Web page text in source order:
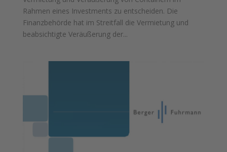
Rahmen eines Investments zu entscheiden. Die
Finanzbehörde hat im Streitfall die Vermietung und
beabsichtigte Veräußerung der...